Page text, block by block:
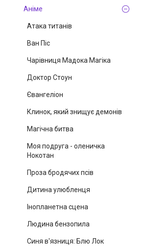
Аніме
Атака титанів
Ван Піс
Чарівниця Мадока Магіка
Доктор Стоун
Євангеліон
Клинок, який знищує демонів
Магічна битва
Моя подруга - оленичка
Нокотан
Проза бродячих псів
Дитина улюбленця
Інопланетна сцена
Людина бензопила
Синя в'язниця: Блю Лок